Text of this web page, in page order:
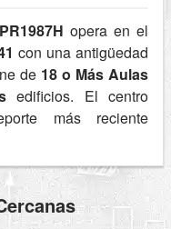
opera en el
con una antigüedad
de 18 o Más Aulas
edificios. El centro
más reciente